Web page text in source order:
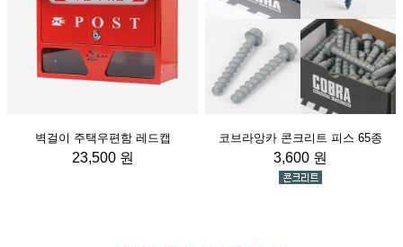
벽걸이 주택우편함 레드캡
23,500 원
코브라앙카 콘크리트 피스 65종
3,600 원